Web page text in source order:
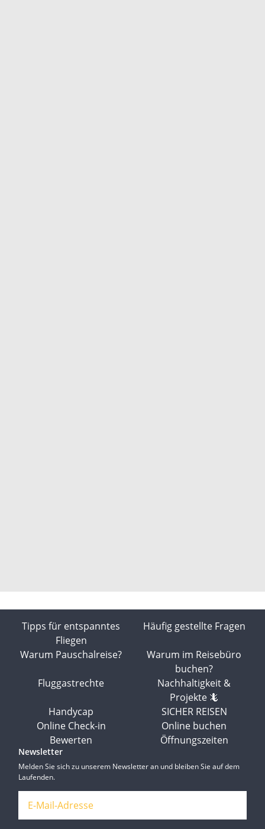
Tipps für entspanntes
Fliegen
Häufig gestellte Fragen
Warum Pauschalreise?
Warum im Reisebüro
buchen?
Fluggastrechte
Nachhaltigkeit &
Projekte 🦎
Handycap
SICHER REISEN
Online Check-in
Online buchen
Bewerten
Öffnungszeiten
Newsletter
Melden Sie sich zu unserem Newsletter an und bleiben Sie auf dem
Laufenden.